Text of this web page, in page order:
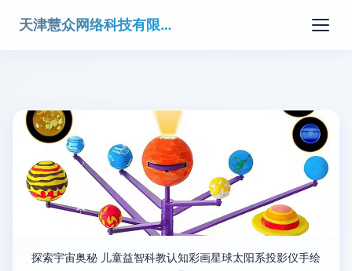
天津慧众网络科技有限公司
探索宇宙奥秘 儿童益智科教认知彩画星球太阳系投影仪手绘